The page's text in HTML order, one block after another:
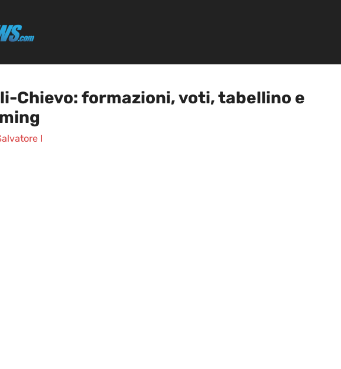
Chievo: formazioni, voti, tabellino e
I